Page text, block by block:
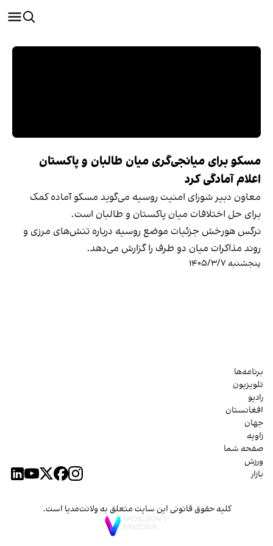
مسکو برای میانجی‌گری میان طالبان و پاکستان
اعلام آمادگی کرد
معاون دبیر شورای امنیت روسیه می‌گوید مسکو آماده کمک
برای حل اختلافات میان پاکستان و طالبان است.
نرگس هورخش جزئیات موضع روسیه درباره تنش‌های مرزی و
روند مذاکرات میان دو طرف را گزارش می‌دهد.
پنجشنبه ۱۴۰۵/۳/۷
برنامه‌ها
تلویزیون
رادیو
افغانستان
جهان
زاویه
صفحه شما
ورزش
بازار
کلیه حقوق قانونی این سایت متعلق به ولانت‌مدیا است.